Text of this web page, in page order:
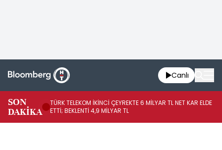
Canlı
SON
DAKİKA
TÜRK TELEKOM İKİNCİ ÇEYREKTE 6 MİLYAR TL NET KAR ELDE
ETTİ; BEKLENTİ 4,9 MİLYAR TL